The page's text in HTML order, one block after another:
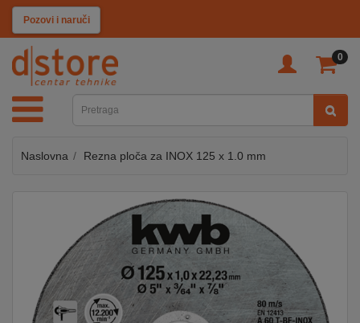
Pozovi i naruči
0
KATEGORIJE
TV
SAT
MOBILNI
KABLOVI
Naslovna Rezna ploča za INOX 125 x 1.0 mm